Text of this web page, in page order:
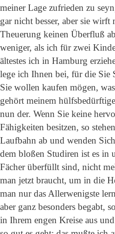
meiner Lage zufrieden zu
gar nicht besser, aber sie wirft
Theuerung keinen Überfluß
weniger, als ich für zwei
ältestes ich in Hamburg
lege ich Ihnen bei, für die Sie
Sie wollen kaufen mögen,
gehört meinem
nun der. Wenn Sie keine
Fähigkeiten besitzen, so
Laufbahn ab und wenden
dem bloßen Studiren ist es in
Fächer überfüllt sind, nicht
man jetzt braucht, um in die
man nur das Allerwenigste
aber ganz besonders begabt,
in Ihrem engen Kreise aus